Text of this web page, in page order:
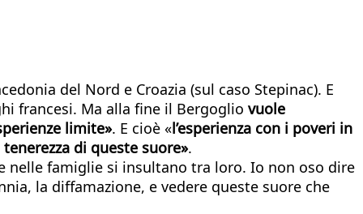
del Nord e Croazia (sul caso Stepinac). E
francesi. Ma alla fine il Bergoglio vuole
limite». E cioè «l’esperienza con i poveri in
di queste suore».
nelle famiglie si insultano tra loro. Io non oso dire
la diffamazione, e vedere queste suore che